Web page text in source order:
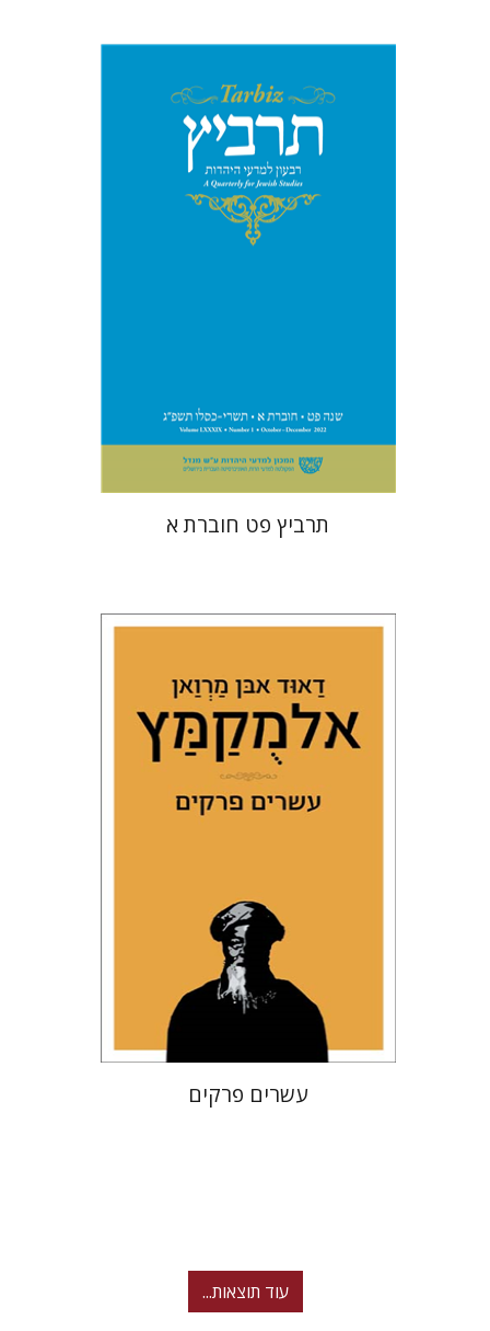
שלמה נאה שרית שלו-עיני
משה הלברטל
$29
$26
תרביץ פט חוברת א
שרה סטרומזה
הנחת אתר ספר מודפס
$42
$38
עשרים פרקים
עוד תוצאות...